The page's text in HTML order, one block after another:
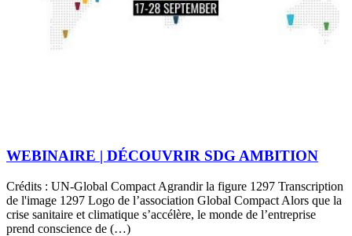
WEBINAIRE | DÉCOUVRIR SDG AMBITION
Crédits : UN-Global Compact Agrandir la figure 1297 Transcription
de l'image 1297 Logo de l’association Global Compact Alors que la
crise sanitaire et climatique s’accélère, le monde de l’entreprise
prend conscience de (…)